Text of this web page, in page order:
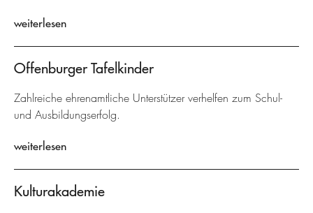
weiterlesen
Offenburger Tafelkinder
Zahlreiche ehrenamtliche Unterstützer verhelfen zum Schul-
und Ausbildungserfolg.
weiterlesen
Kulturakademie